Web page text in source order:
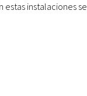
estas instalaciones se